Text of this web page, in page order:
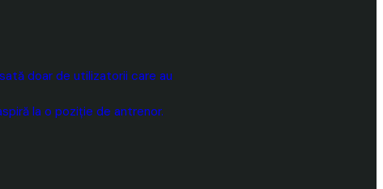
doar de utilizatorii care au
la o poziție de antrenor.